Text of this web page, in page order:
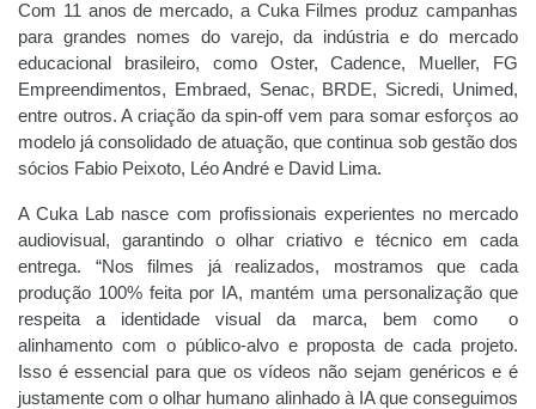
Com 11 anos de mercado, a Cuka Filmes produz campanhas
para grandes nomes do varejo, da indústria e do mercado
educacional brasileiro, como Oster, Cadence, Mueller, FG
Empreendimentos, Embraed, Senac, BRDE, Sicredi, Unimed,
entre outros. A criação da spin-off vem para somar esforços ao
modelo já consolidado de atuação, que continua sob gestão dos
sócios Fabio Peixoto, Léo André e David Lima.
A Cuka Lab nasce com profissionais experientes no mercado
audiovisual, garantindo o olhar criativo e técnico em cada
entrega. “Nos filmes já realizados, mostramos que cada
produção 100% feita por IA, mantém uma personalização que
respeita a identidade visual da marca, bem como o
alinhamento com o público-alvo e proposta de cada projeto.
Isso é essencial para que os vídeos não sejam genéricos e é
justamente com o olhar humano alinhado à IA que conseguimos